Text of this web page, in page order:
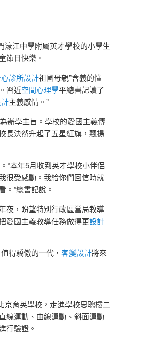
濠江中學附屬英才學校的小學生
節日快樂。
診所設計祖國母親”含義的懂
習近空間心理學平總書記讀了
主義感情。”
辦學主旨。學校的愛國主義傳
長決然升起了五星紅旗，飄揚
“本年5月收到英才學校小伴侶
很受感動。我給你們回信時就
”總書記說。
夜，盼望特別行政區當局教導
愛國主義教導任務做得更設計
得驕傲的一代， 客變設計將來
京育英學校，走進學校思聰樓二
線運動、曲線運動、斜面運動
行驗證。